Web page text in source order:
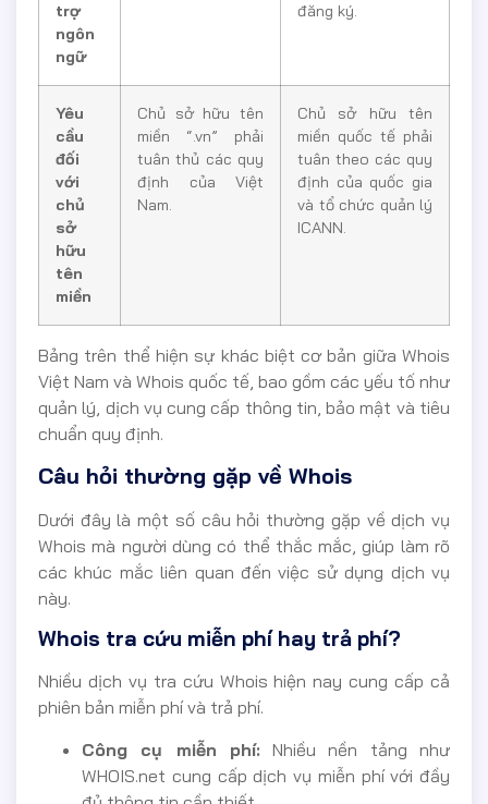
trợ
ngôn
ngữ
đăng ký.
Yêu
cầu
đối
với
chủ
sở
hữu
tên
miền
Chủ sở hữu tên
miền “.vn” phải
tuân thủ các quy
định của Việt
Nam.
Chủ sở hữu tên
miền quốc tế phải
tuân theo các quy
định của quốc gia
và tổ chức quản lý
ICANN.
Bảng trên thể hiện sự khác biệt cơ bản giữa Whois
Việt Nam và Whois quốc tế, bao gồm các yếu tố như
quản lý, dịch vụ cung cấp thông tin, bảo mật và tiêu
chuẩn quy định.
Câu hỏi thường gặp về Whois
Dưới đây là một số câu hỏi thường gặp về dịch vụ
Whois mà người dùng có thể thắc mắc, giúp làm rõ
các khúc mắc liên quan đến việc sử dụng dịch vụ
này.
Whois tra cứu miễn phí hay trả phí?
Nhiều dịch vụ tra cứu Whois hiện nay cung cấp cả
phiên bản miễn phí và trả phí.
Công cụ miễn phí: Nhiều nền tảng như
WHOIS.net cung cấp dịch vụ miễn phí với đầy